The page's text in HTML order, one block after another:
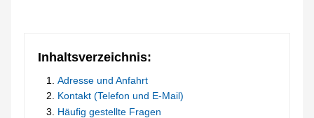
Inhaltsverzeichnis:
Adresse und Anfahrt
Kontakt (Telefon und E-Mail)
Häufig gestellte Fragen